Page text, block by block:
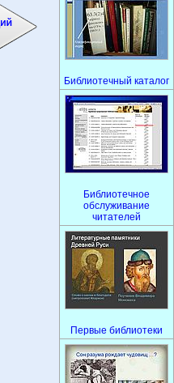
Библиотечный каталог
Библиотечное
обслуживание
читателей
Первые библиотеки